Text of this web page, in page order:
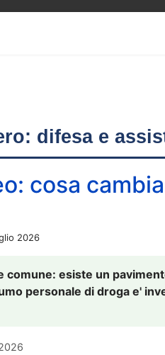
difesa e
cosa
2026
comune: esiste un
personale di droga e'